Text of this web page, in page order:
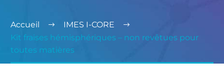
Accueil
IMES I-CORE
Kit fraises hémisphériques – non revêtues pour
toutes matières